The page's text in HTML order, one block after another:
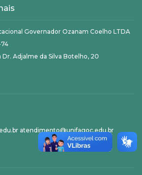
Governador Ozanam Coelho LTDA
Dr. Adjalme da Silva Botelho, 20
atendimento@unifagoc.edu.br